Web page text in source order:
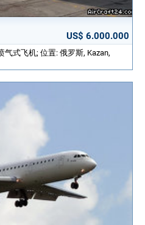
US$ 6.000.000
气式飞机; 位置: 俄罗斯, Kazan,